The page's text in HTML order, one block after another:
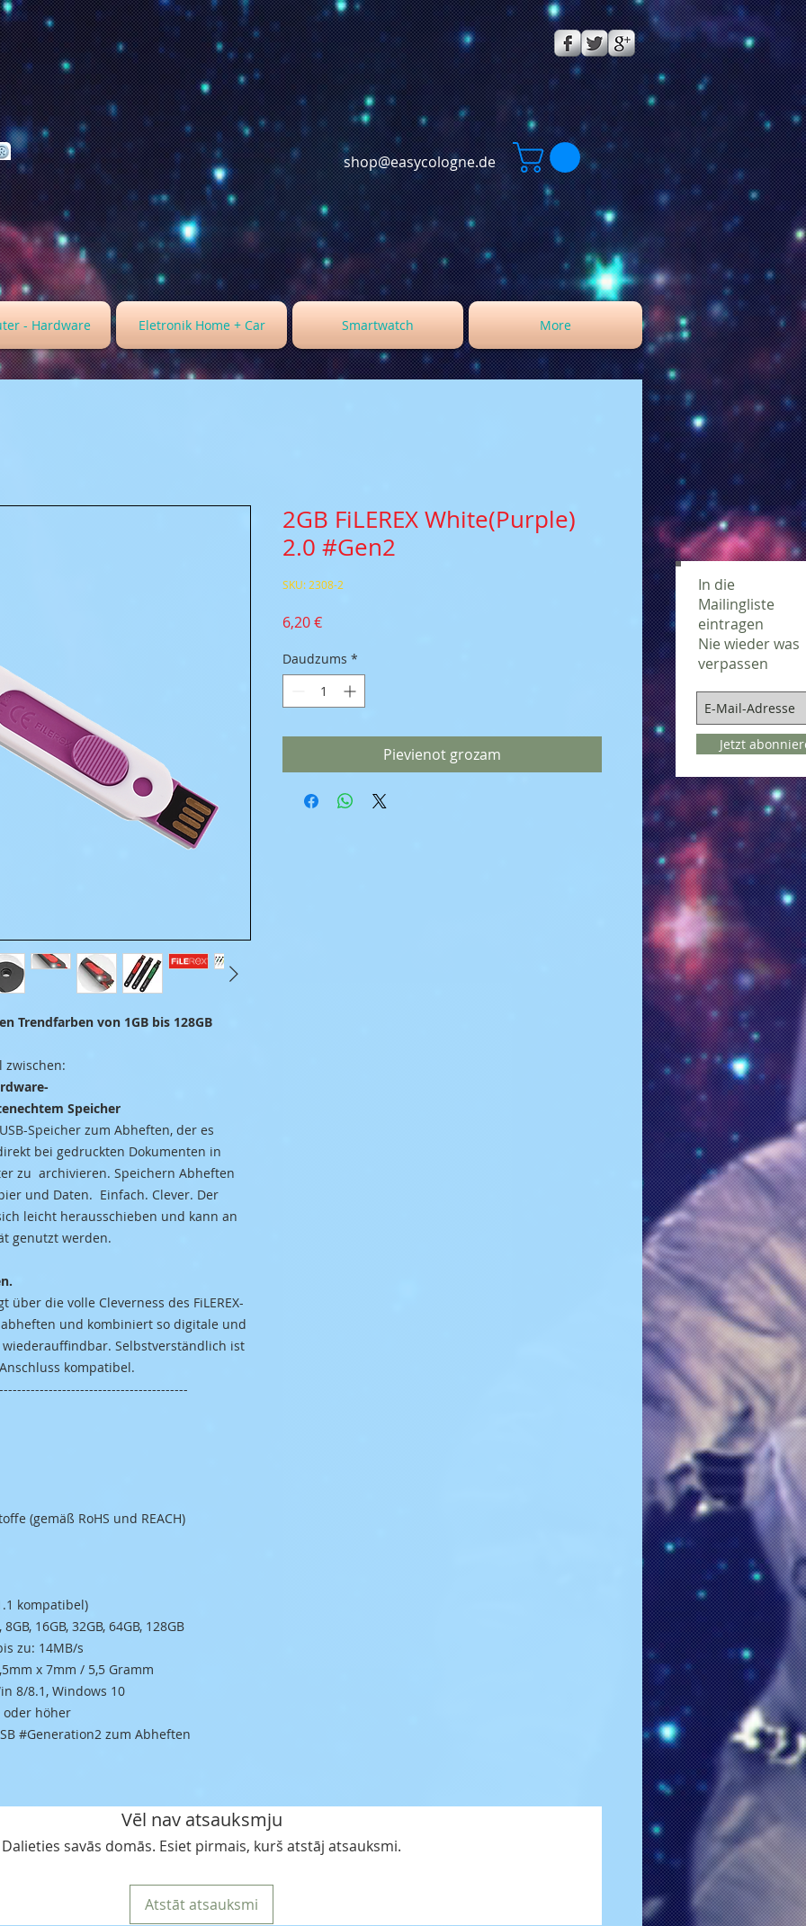
shop@easycologne.de
- Hardware Eletronik Home + Car Smartwatch More
Trendfarben von 1GB bis 128GB
zwischen:
Speicher
Speicher zum Abheften, der es
bei gedruckten Dokumenten in
zu archivieren. Speichern Abheften
und Daten. Einfach. Clever. Der
leicht herausschieben und kann an
genutzt werden.
über die volle Cleverness des FiLEREX-
und kombiniert so digitale und
Selbstverständlich ist
kompatibel.
(gemäß RoHS und REACH)
kompatibel)
16GB, 32GB, 64GB, 128GB
zu: 14MB/s
x 7mm / 5,5 Gramm
8/8.1, Windows 10
oder höher
#Generation2 zum Abheften
2GB FiLEREX White(Purple)
2.0 #Gen2
SKU: 2308-2
6,20 €Cena
Daudzums *
Pievienot grozam
Vēl nav atsauksmju
Dalieties savās domās. Esiet pirmais, kurš atstāj atsauksmi.
Atstāt atsauksmi
In die
Mailingliste
eintragen
Nie wieder was
verpassen
Jetzt